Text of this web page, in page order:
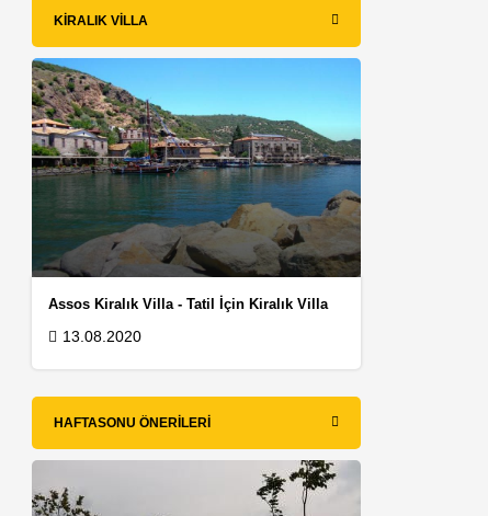
KIRALIK VILLA
Assos Kiralık Villa - Tatil İçin Kiralık Villa
13.08.2020
HAFTASONU ÖNERILERI